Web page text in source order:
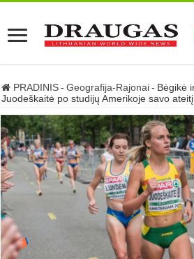
PRADINIS - Geografija-Rajonai - Bėgikė
Juodeškaitė po studijų Amerikoje savo